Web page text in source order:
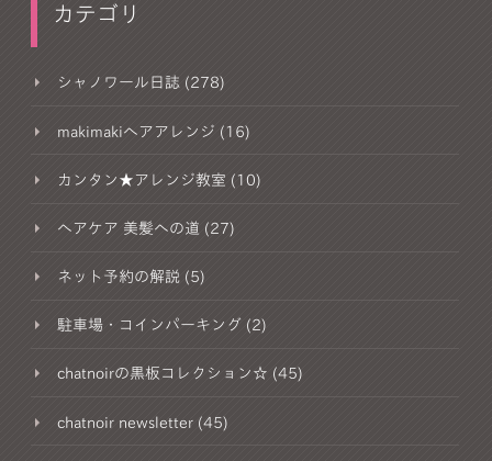
カテゴリ
シャノワール日誌 (278)
makimakiヘアアレンジ (16)
カンタン★アレンジ教室 (10)
ヘアケア 美髪への道 (27)
ネット予約の解説 (5)
駐車場・コインパーキング (2)
chatnoirの黒板コレクション☆ (45)
chatnoir newsletter (45)